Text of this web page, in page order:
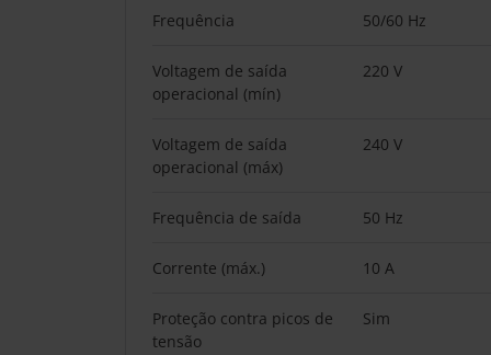
Frequência 50/60 Hz
Voltagem de saída
operacional (mín)
220 V
Voltagem de saída
operacional (máx)
240 V
Frequência de saída 50 Hz
Corrente (máx.) 10 A
Proteção contra picos de
tensão
Sim